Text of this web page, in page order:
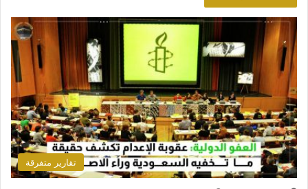
تقارير متفرقة